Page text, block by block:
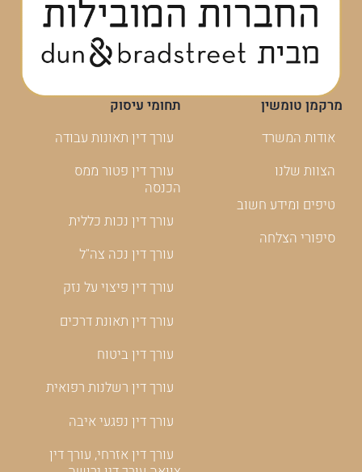
מרקמן טומשין
אודות המשרד
הצוות שלנו
טיפים ומידע חשוב
סיפורי הצלחה
תחומי עיסוק
עורך דין תאונות עבודה
עורך דין פטור ממס
הכנסה
עורך דין נכות כללית
עורך דין נכה צה"ל
עורך דין פיצוי על נזק
עורך דין תאונת דרכים
עורך דין ביטוח
עורך דין רשלנות רפואית
עורך דין נפגעי איבה
עורך דין אזרחי, עורך דין